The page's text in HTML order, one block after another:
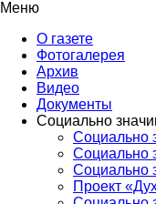
Меню
О газете
Фотогалерея
Архив
Видео
Документы
Социально
Социально
Социально
Социально
Проект